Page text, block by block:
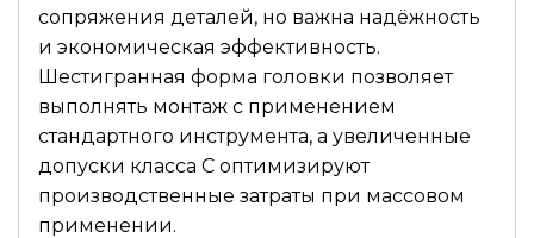
сопряжения деталей, но важна надёжность
и экономическая эффективность.
Шестигранная форма головки позволяет
выполнять монтаж с применением
стандартного инструмента, а увеличенные
допуски класса С оптимизируют
производственные затраты при массовом
применении.